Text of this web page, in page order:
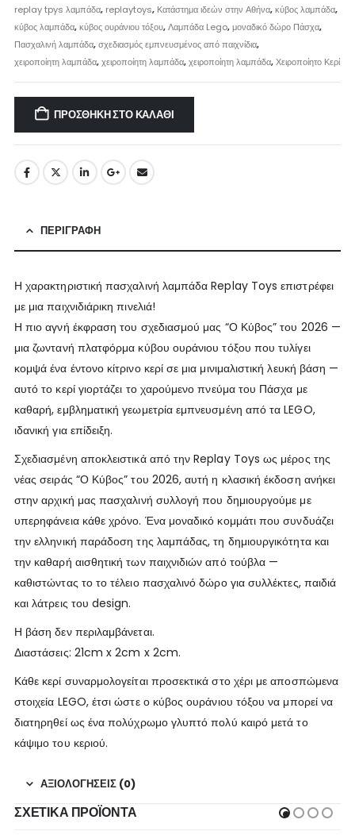
replay tpys λαμπάδα, replaytoys, Κατάστημα ιδεών στην Αθήνα,κύβος λαμπάδα,
κύβος λαμπάδα,κύβος ουράνιου τόξου,Λαμπάδα Lego,μοναδικό δώρο Πάσχα,
Πασχαλινή λαμπάδα,σχεδιασμός εμπνευσμένος από παιχνίδια,
χειροποίητη λαμπάδα,χειροποίητη λαμπάδα,χειροποίητη λαμπάδα,Χειροποίητο Κερί
ΠΡΟΣΘΉΚΗ ΣΤΟ ΚΑΛΆΘΙ
ΠΕΡΙΓΡΑΦΉ
Η χαρακτηριστική πασχαλινή λαμπάδα Replay Toys επιστρέφει
με μια παιχνιδιάρικη πινελιά!
Η πιο αγνή έκφραση του σχεδιασμού μας “Ο Κύβος” του 2026 —
μια ζωντανή πλατφόρμα κύβου ουράνιου τόξου που τυλίγει
κομψά ένα έντονο κίτρινο κερί σε μια μινιμαλιστική λευκή βάση —
αυτό το κερί γιορτάζει το χαρούμενο πνεύμα του Πάσχα με
καθαρή, εμβληματική γεωμετρία εμπνευσμένη από τα LEGO,
ιδανική για επίδειξη.
Σχεδιασμένη αποκλειστικά από την Replay Toys ως μέρος της
νέας σειράς “Ο Κύβος” του 2026, αυτή η κλασική έκδοση ανήκει
στην αρχική μας πασχαλινή συλλογή που δημιουργούμε με
υπερηφάνεια κάθε χρόνο. Ένα μοναδικό κομμάτι που συνδυάζει
την ελληνική παράδοση της λαμπάδας, τη δημιουργικότητα και
την καθαρή αισθητική των παιχνιδιών από τούβλα —
καθιστώντας το το τέλειο πασχαλινό δώρο για συλλέκτες, παιδιά
και λάτρεις του design.
Η βάση δεν περιλαμβάνεται.
Διαστάσεις: 21cm x 2cm x 2cm.
Κάθε κερί συναρμολογείται προσεκτικά στο χέρι με αποσπώμενα
στοιχεία LEGO, έτσι ώστε ο κύβος ουράνιου τόξου να μπορεί να
διατηρηθεί ως ένα πολύχρωμο γλυπτό πολύ καιρό μετά το
κάψιμο του κεριού.
ΑΞΙΟΛΟΓΉΣΕΙΣ (0)
ΣΧΕΤΙΚΆ ΠΡΟΪΌΝΤΑ